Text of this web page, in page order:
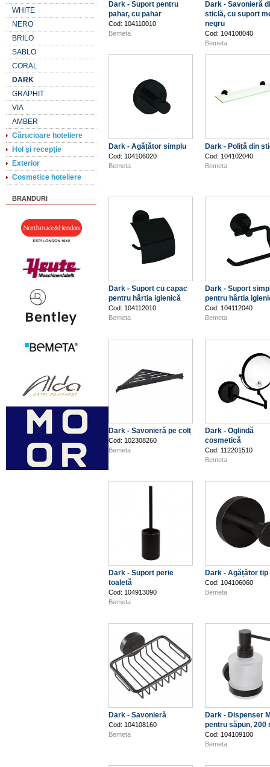
WHITE
NERO
BRILO
SABLO
CORAL
DARK
GRAPHIT
VIA
AMBER
Cărucioare hoteliere
Hol şi recepţie
Exterior
Cosmetice hoteliere
BRANDURI
Dark - Suport pentru
pahar, cu pahar
Cod: 104110010
Bemeta
Dark - Savonieră
sticlă, cu suport
negru
Cod: 104108040
Bemeta
Dark - Agățător simplu
Cod: 104106020
Bemeta
Dark - Poliță din
Cod: 104102040
Bemeta
Dark - Suport cu capac
pentru hârtia igienică
Cod: 104112010
Bemeta
Dark - Suport
pentru hârtia
Cod: 104112040
Bemeta
Dark - Savonieră pe colț
Cod: 102308260
Bemeta
Dark - Oglindă
cosmetică
Cod: 112201510
Bemeta
Dark - Suport perie
toaletă
Cod: 104913090
Bemeta
Dark - Agățător tip
Cod: 104106060
Bemeta
Dark - Savonieră
Cod: 104108160
Bemeta
Dark - Dispenser
pentru săpun, 200
Cod: 104109100
Bemeta